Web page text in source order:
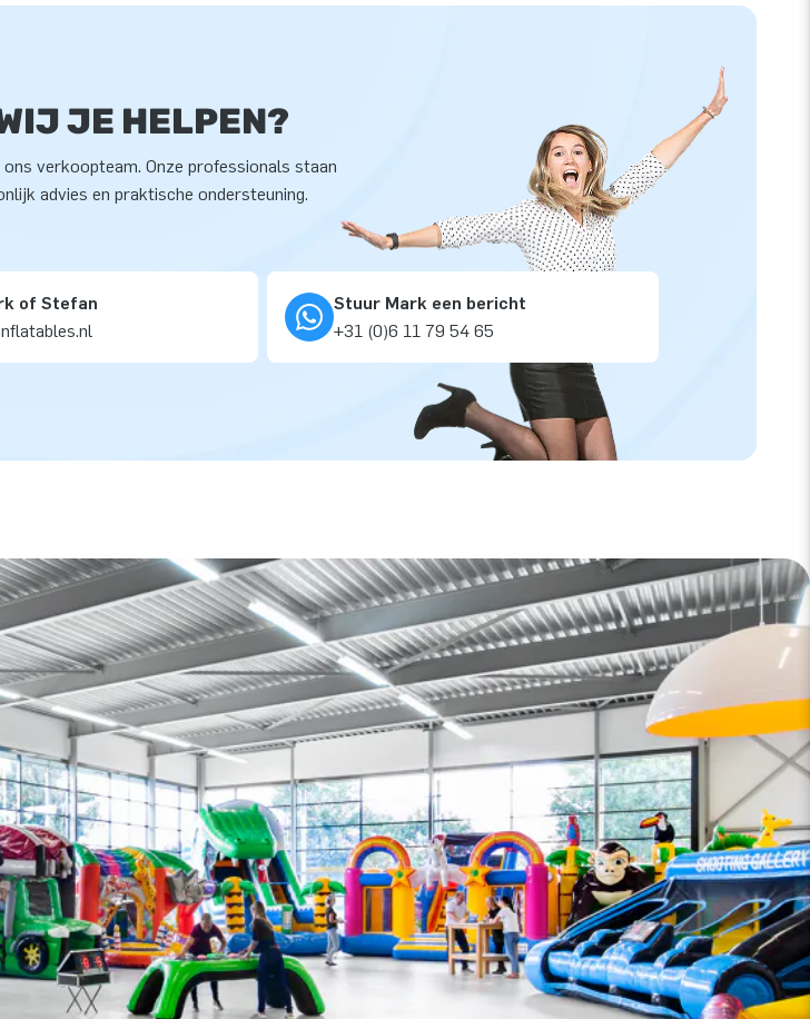
JE HELPEN?
verkoopteam. Onze professionals staan
advies en praktische ondersteuning.
of Stefan
Stuur Mark een bericht
+31 (0)6 11 79 54 65